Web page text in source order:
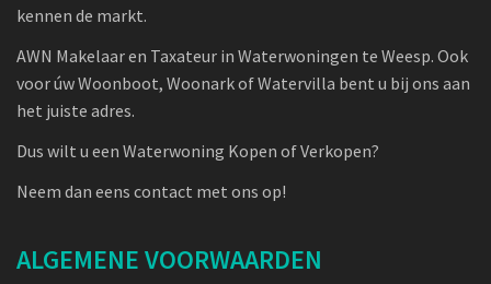
kennen de markt.
AWN Makelaar en Taxateur in Waterwoningen te Weesp. Ook
voor úw Woonboot, Woonark of Watervilla bent u bij ons aan
het juiste adres.
Dus wilt u een Waterwoning Kopen of Verkopen?
Neem dan eens contact met ons op!
ALGEMENE VOORWAARDEN